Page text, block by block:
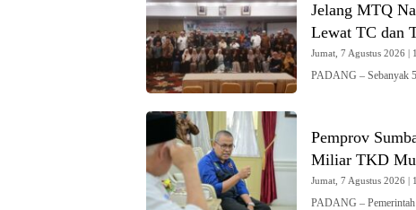
Jelang MTQ
Lewat TC dan
Jumat, 7 Agustus 2026 |
PADANG – Sebanyak
Pemprov
Miliar TKD
Jumat, 7 Agustus 2026 |
PADANG –